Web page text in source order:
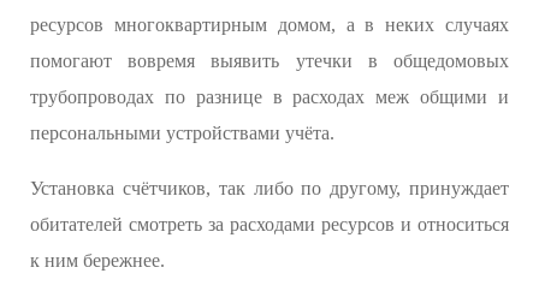
ресурсов многоквартирным домом, а в неких случаях
помогают вовремя выявить утечки в общедомовых
трубопроводах по разнице в расходах меж общими и
персональными устройствами учёта.
Установка счётчиков, так либо по другому, принуждает
обитателей смотреть за расходами ресурсов и относиться
к ним бережнее.